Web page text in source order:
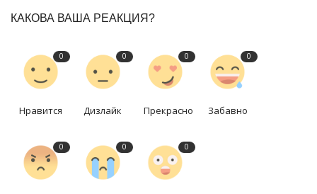
КАКОВА ВАША РЕАКЦИЯ?
0
Нравится
0
Дизлайк
0
Прекрасно
0
Забавно
0 0 0